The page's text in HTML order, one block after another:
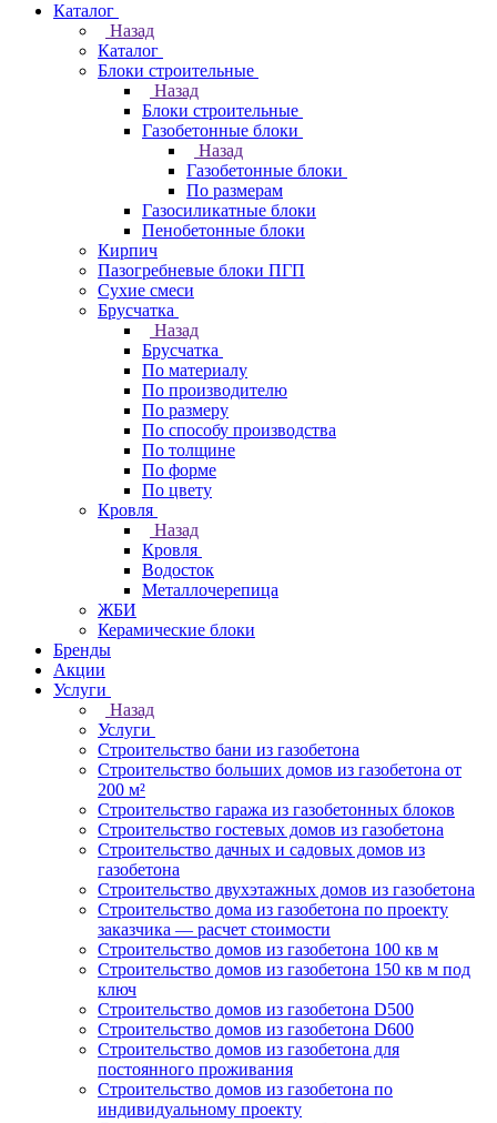
Каталог
Назад
Каталог
Блоки строительные
Назад
Блоки строительные
Газобетонные блоки
Назад
Газобетонные блоки
По размерам
Газосиликатные блоки
Пенобетонные блоки
Кирпич
Пазогребневые блоки ПГП
Сухие смеси
Брусчатка
Назад
Брусчатка
По материалу
По производителю
По размеру
По способу производства
По толщине
По форме
По цвету
Кровля
Назад
Кровля
Водосток
Металлочерепица
ЖБИ
Керамические блоки
Бренды
Акции
Услуги
Назад
Услуги
Строительство бани из газобетона
Строительство больших домов из газобетона от
200 м²
Строительство гаража из газобетонных блоков
Строительство гостевых домов из газобетона
Строительство дачных и садовых домов из
газобетона
Строительство двухэтажных домов из газобетона
Строительство дома из газобетона по проекту
заказчика — расчет стоимости
Строительство домов из газобетона 100 кв м
Строительство домов из газобетона 150 кв м под
ключ
Строительство домов из газобетона D500
Строительство домов из газобетона D600
Строительство домов из газобетона для
постоянного проживания
Строительство домов из газобетона по
индивидуальному проекту